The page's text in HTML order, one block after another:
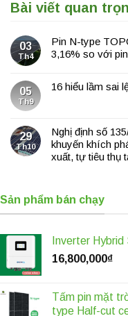
Bài viết quan
03
Th4
Pin N-type
3,16% so với
05
Th9
16 hiểu lầm sai
29
Th10
Nghị định số
khuyến khích
xuất, tự tiêu thụ
Sản phẩm bán chạy
Inverter
16,800,000₫
Tấm pin mặt
type Half-cut